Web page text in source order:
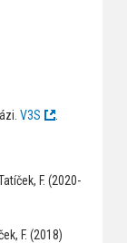
V3S .
F. (2020-
F. (2018)